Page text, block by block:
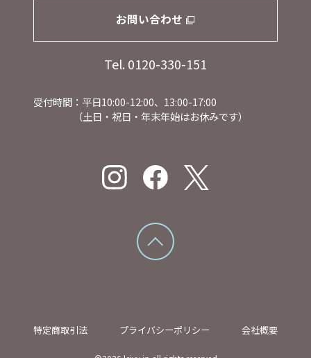
お問い合わせ
Tel. 0120-330-151
受付時間：平日10:00-12:00、13:00-17:00
（土日・祝日・年末年始はお休みです）
特定商取引法 プライバシーポリシー 会社概要